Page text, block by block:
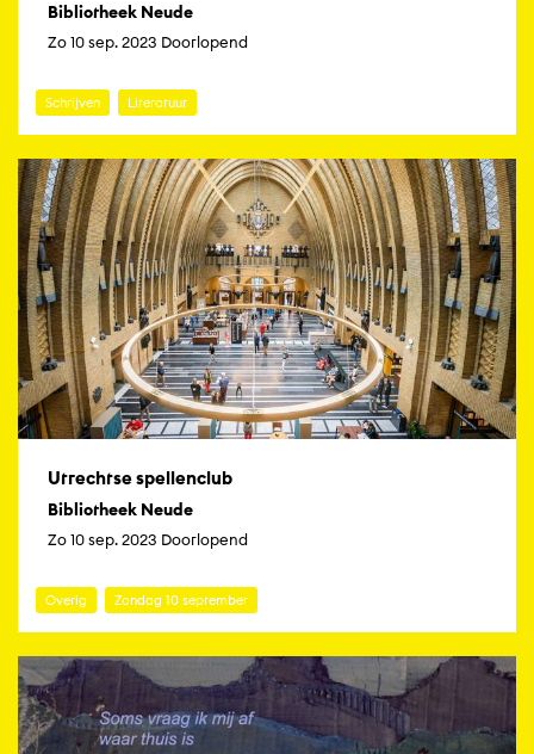
Bibliotheek Neude
Zo 10 sep. 2023 Doorlopend
Schrijven Literatuur
Utrechtse spellenclub
Bibliotheek Neude
Zo 10 sep. 2023 Doorlopend
Overig Zondag 10 september